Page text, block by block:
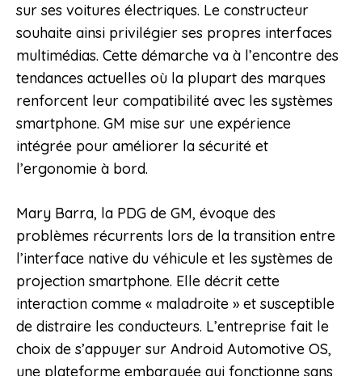
sur ses voitures électriques. Le constructeur
souhaite ainsi privilégier ses propres interfaces
multimédias. Cette démarche va à l’encontre des
tendances actuelles où la plupart des marques
renforcent leur compatibilité avec les systèmes
smartphone. GM mise sur une expérience
intégrée pour améliorer la sécurité et
l’ergonomie à bord.
Mary Barra, la PDG de GM, évoque des
problèmes récurrents lors de la transition entre
l’interface native du véhicule et les systèmes de
projection smartphone. Elle décrit cette
interaction comme « maladroite » et susceptible
de distraire les conducteurs. L’entreprise fait le
choix de s’appuyer sur Android Automotive OS,
une plateforme embarquée qui fonctionne sans